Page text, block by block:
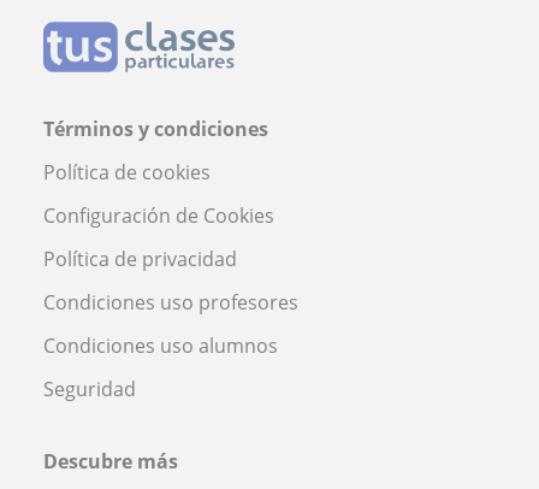
Términos y condiciones
Política de cookies
Configuración de Cookies
Política de privacidad
Condiciones uso profesores
Condiciones uso alumnos
Seguridad
Descubre más